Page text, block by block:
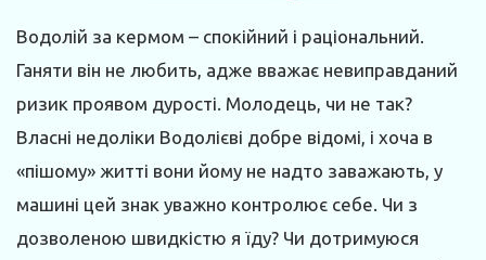
Водолій за кермом – спокійний і раціональний.
Ганяти він не любить, адже вважає невиправданий
ризик проявом дурості. Молодець, чи не так?
Власні недоліки Водолієві добре відомі, і хоча в
«пішому» житті вони йому не надто заважають, у
машині цей знак уважно контролює себе. Чи з
дозволеною швидкістю я їду? Чи дотримуюся